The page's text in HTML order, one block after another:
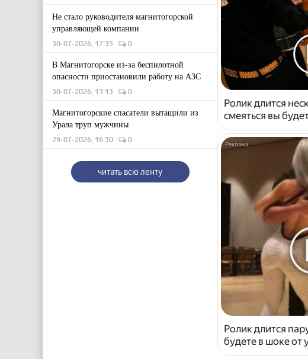
Не стало руководителя магнитогорской
управляющей компании
30-07-2026, 17:35 0
В Магнитогорске из-за беспилотной
опасности приостановили работу на АЗС
30-07-2026, 13:13 0
Магнитогорские спасатели вытащили из
Урала труп мужчины
29-07-2026, 16:30 0
читать всю ленту
Ролик длится
смеяться вы
Ролик длится
будете в шоке от